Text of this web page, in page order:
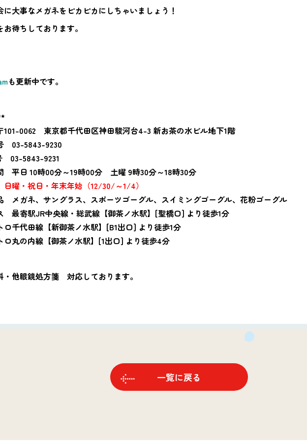
に大事なメガネをピカピカにしちゃいましょう！
お待ちしております。
も更新中です。
0062 東京都千代田区神田駿河台4-3 新お茶の水ビル地下1階
03-5843-9230
03-5843-9231
平日 10時00分～19時00分 土曜 9時30分～18時30分
曜・祝日・年末年始（12/30/～1/4）
メガネ、サングラス、スポーツゴーグル、スイミングゴーグル、花粉ゴーグル
最寄駅JR中央線・総武線【御茶ノ水駅】[聖橋口] より徒歩1分
ロ千代田線【新御茶ノ水駅】[B1出口] より徒歩1分
ロ丸の内線【御茶ノ水駅】[1出口] より徒歩4分
・他眼鏡処方箋 対応しております。
一覧に戻る